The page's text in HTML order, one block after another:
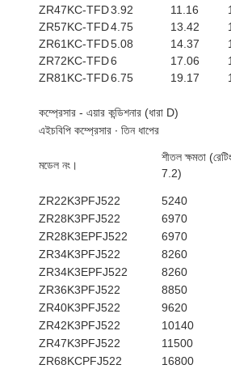
ZR47KC-TFD3.92 11.16
ZR57KC-TFD4.75 13.42
ZR61KC-TFD5.08 14.37
ZR72KC-TFD6 17.06
ZR81KC-TFD6.75 19.17
কম্প্রেসার - এয়ার কন্ডিশনার (ধারা D)
এইচবিপি কম্প্রেসার ∙ তিন ধাপের
মডেল নং।
শীতল ক্ষমতা
7.2)
ZR22K3PFJ522
5240
ZR28K3PFJ522
6970
ZR28K3EPFJ522
6970
ZR34K3PFJ522
8260
ZR34K3EPFJ522
8260
ZR36K3PFJ522
8850
ZR40K3PFJ522
9620
ZR42K3PFJ522
10140
ZR47K3PFJ522
11500
ZR68KCPFJ522
16800